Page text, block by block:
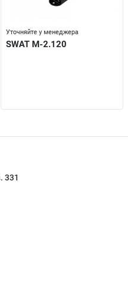
Уточняйте у менеджера
SWAT M-2.120
331